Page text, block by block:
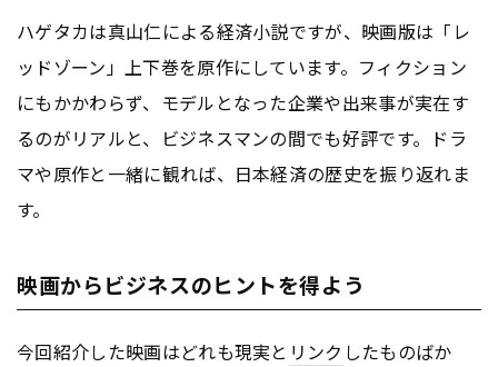
ハゲタカは真山仁による経済小説ですが、映画版は「レ
ッドゾーン」上下巻を原作にしています。フィクション
にもかかわらず、モデルとなった企業や出来事が実在す
るのがリアルと、ビジネスマンの間でも好評です。ドラ
マや原作と一緒に観れば、日本経済の歴史を振り返れま
す。
映画からビジネスのヒントを得よう
今回紹介した映画はどれも現実と リンク したものばか